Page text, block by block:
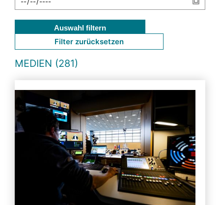
Auswahl filtern
Filter zurücksetzen
MEDIEN (281)